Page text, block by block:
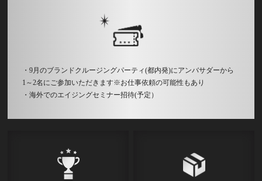
・9月のブランドクルージングパーティ(都内発)にアンバサダーから
1～2名にご参加いただきます※お仕事依頼の可能性もあり
・海外でのエイジングセミナー招待(予定）